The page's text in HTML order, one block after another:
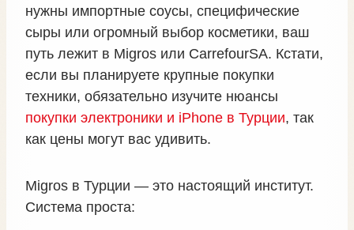
нужны импортные соусы, специфические
сыры или огромный выбор косметики, ваш
путь лежит в Migros или CarrefourSA. Кстати,
если вы планируете крупные покупки
техники, обязательно изучите нюансы
покупки электроники и iPhone в Турции, так
как цены могут вас удивить.
Migros в Турции — это настоящий институт.
Система проста: